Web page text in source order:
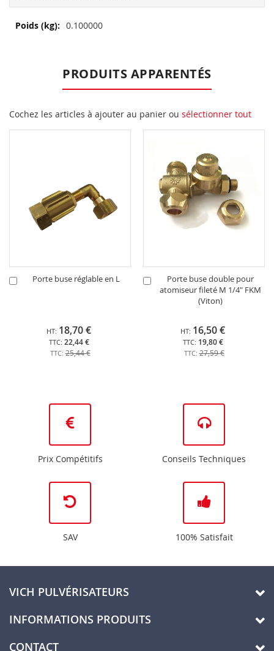
Plus
0.100000
PRODUITS APPARENTÉS
Cochez les articles à ajouter au panier ou sélectionner tout
Porte buse réglable en L
22,44 €
18,70 €
25,44 €
Ajouter
Porte buse double pour
atomiseur fileté M 1/4" FKM
(Viton)
19,80 €
16,50 €
27,59 €
Ajouter
au
Prix Compétitifs Conseils Techniques
SAV 100% Satisfait
VICH PULVÉRISATEURS
INFORMATIONS PRODUITS
CONTACT